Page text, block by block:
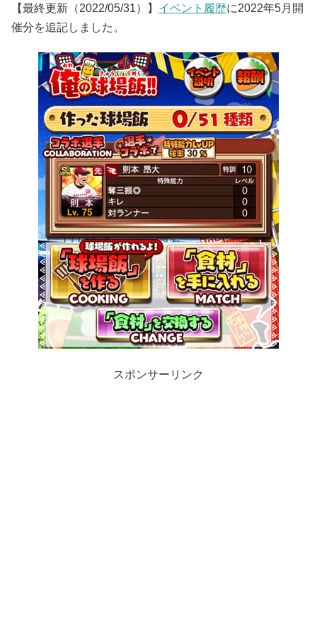
【最終更新（2022/05/31）】 イベント履歴に2022年5月開
催分を追記しました。
スポンサーリンク